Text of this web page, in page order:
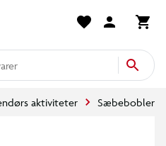
aktiviteter Sæbebobler